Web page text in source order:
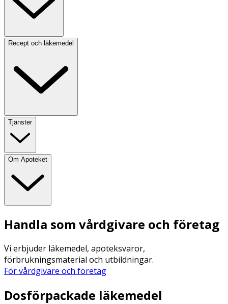
Recept och läkemedel
Tjänster
Om Apoteket
Handla som vårdgivare och företag
Vi erbjuder läkemedel, apoteksvaror,
förbrukningsmaterial och utbildningar.
För vårdgivare och företag
Dosförpackade läkemedel